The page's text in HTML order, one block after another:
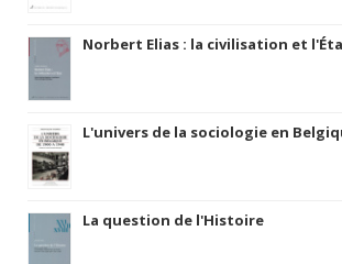
Norbert Elias : la civilisation et
L'univers de la sociologie en
La question de l'Histoire